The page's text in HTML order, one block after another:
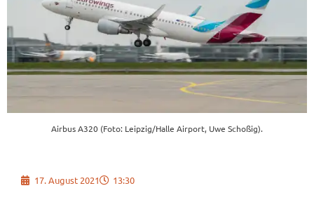
Airbus A320 (Foto: Leipzig/Halle Airport, Uwe Schoßig).
17. August 2021 13:30